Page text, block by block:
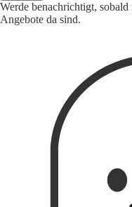
Werde benachrichtigt, sobald
Angebote da sind.